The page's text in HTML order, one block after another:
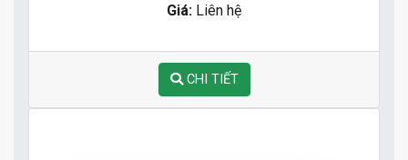
Giá: Liên hệ
CHI TIẾT